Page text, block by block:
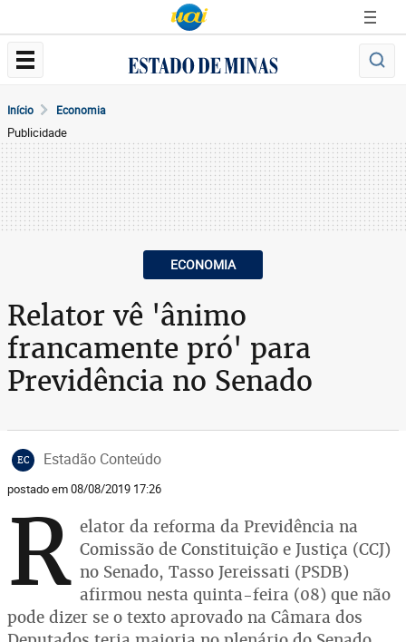
Início Economia
Publicidade
ECONOMIA
Relator vê 'ânimo
francamente pró' para
Previdência no Senado
EC Estadão Conteúdo
postado em 08/08/2019 17:26
R elator da reforma da Previdência na
Comissão de Constituição e Justiça (CCJ)
no Senado, Tasso Jereissati (PSDB)
afirmou nesta quinta-feira (08) que não
pode dizer se o texto aprovado na Câmara dos